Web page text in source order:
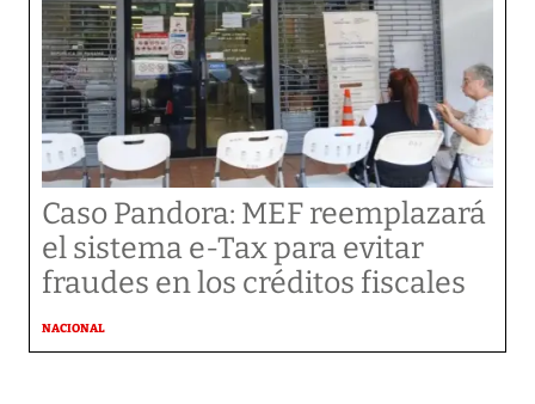
Caso Pandora: MEF reemplazará
el sistema e-Tax para evitar
fraudes en los créditos fiscales
NACIONAL